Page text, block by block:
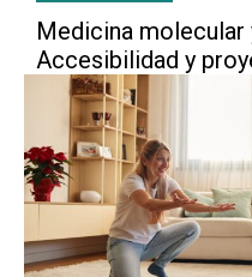
Medicina molecular
Accesibilidad y